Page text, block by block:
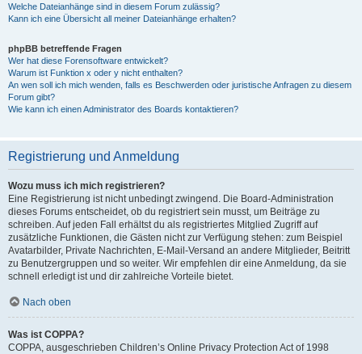
Welche Dateianhänge sind in diesem Forum zulässig?
Kann ich eine Übersicht all meiner Dateianhänge erhalten?
phpBB betreffende Fragen
Wer hat diese Forensoftware entwickelt?
Warum ist Funktion x oder y nicht enthalten?
An wen soll ich mich wenden, falls es Beschwerden oder juristische Anfragen zu diesem
Forum gibt?
Wie kann ich einen Administrator des Boards kontaktieren?
Registrierung und Anmeldung
Wozu muss ich mich registrieren?
Eine Registrierung ist nicht unbedingt zwingend. Die Board-Administration
dieses Forums entscheidet, ob du registriert sein musst, um Beiträge zu
schreiben. Auf jeden Fall erhältst du als registriertes Mitglied Zugriff auf
zusätzliche Funktionen, die Gästen nicht zur Verfügung stehen: zum Beispiel
Avatarbilder, Private Nachrichten, E-Mail-Versand an andere Mitglieder, Beitritt
zu Benutzergruppen und so weiter. Wir empfehlen dir eine Anmeldung, da sie
schnell erledigt ist und dir zahlreiche Vorteile bietet.
Nach oben
Was ist COPPA?
COPPA, ausgeschrieben Children’s Online Privacy Protection Act of 1998